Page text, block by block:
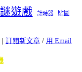
遊戲 計時器
貼圖
| 訂閱新文章 / 用 Email